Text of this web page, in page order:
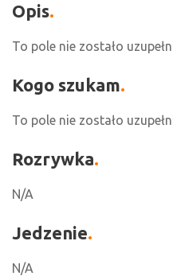
Opis
To pole nie zostało
Kogo szukam
To pole nie zostało
Rozrywka
N/A
Jedzenie
N/A